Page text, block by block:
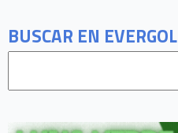
BUSCAR EN EVERGOL